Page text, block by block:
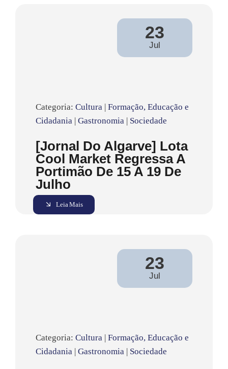
23
Jul
Categoria: Cultura | Formação, Educação e
Cidadania | Gastronomia | Sociedade
[Jornal Do Algarve] Lota
Cool Market Regressa A
Portimão De 15 A 19 De
Julho
Leia Mais
23
Jul
Categoria: Cultura Formação, Educação e
Cidadania Gastronomia Sociedade